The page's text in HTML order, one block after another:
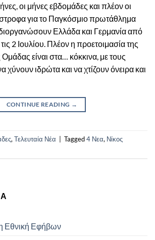
οι μήνες εβδομάδες και πλέον οι
για το Παγκόσμιο πρωτάθλημα
Ελλάδα και Γερμανία από
2 Ιουλίου. Πλέον η προετοιμασία της
είναι στα… κόκκινα, με τους
χύνουν ιδρώτα και να χτίζουν όνειρα και
CONTINUE READING →
, Τελευταία Νέα Tagged4 Νεα, Νίκος
η Εθνική Εφήβων